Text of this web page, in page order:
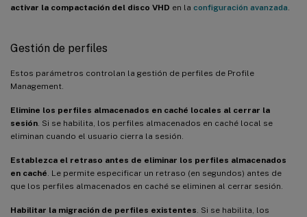
activar la compactación del disco VHD en la configuración avanzada
Gestión de perfiles
Estos parámetros controlan la gestión de perfiles de Profile
Management.
Elimine los perfiles almacenados en caché locales al cerrar la
sesión . Si se habilita, los perfiles almacenados en caché local se
eliminan cuando el usuario cierra la sesión.
Establezca el retraso antes de eliminar los perfiles almacenados
en caché . Le permite especificar un retraso (en segundos) antes de
que los perfiles almacenados en caché se eliminen al cerrar sesión.
Habilitar la migración de perfiles existentes . Si se habilita, los